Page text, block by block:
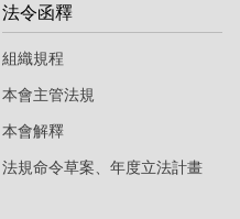
法令函釋
組織規程
本會主管法規
本會解釋
法規命令草案、年度立法計畫